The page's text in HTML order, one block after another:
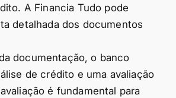
A Financia Tudo pode
detalhada dos documentos
documentação, o banco
de crédito e uma avaliação
é fundamental para